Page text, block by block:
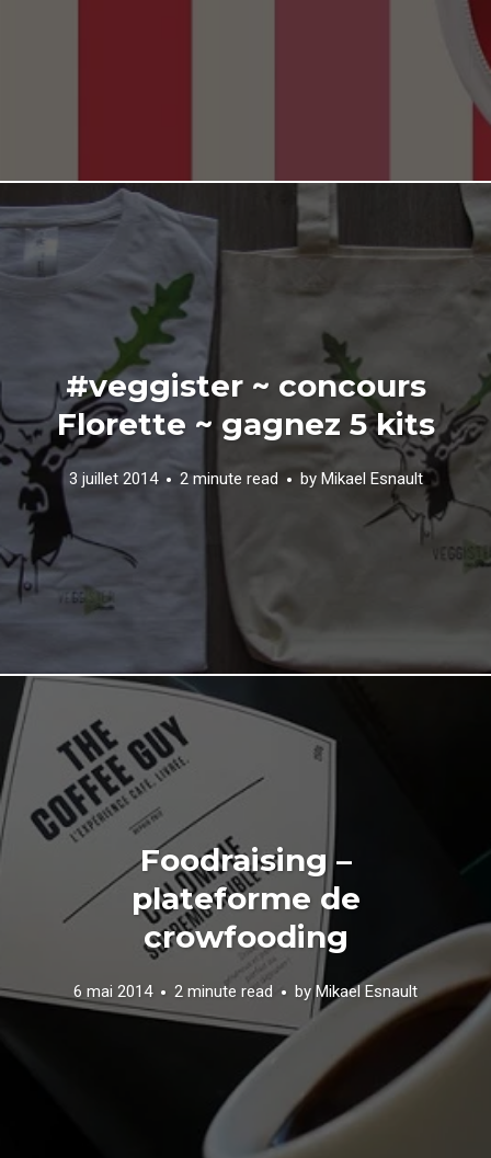
#veggister ~ concours
Florette ~ gagnez 5 kits
3 juillet 2014 2 minute read by Mikael Esnault
Foodraising –
plateforme de
crowfooding
6 mai 2014 2 minute read byMikael Esnault